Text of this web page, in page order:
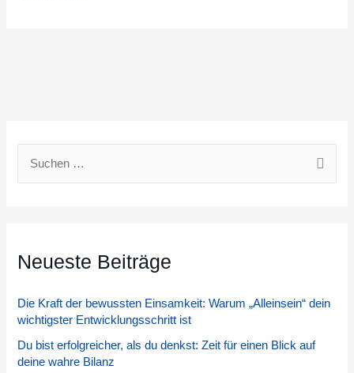
e
n
a
c
Neueste Beiträge
Die Kraft der bewussten Einsamkeit: Warum „Alleinsein“ dein
wichtigster Entwicklungsschritt ist
Du bist erfolgreicher, als du denkst: Zeit für einen Blick auf
deine wahre Bilanz